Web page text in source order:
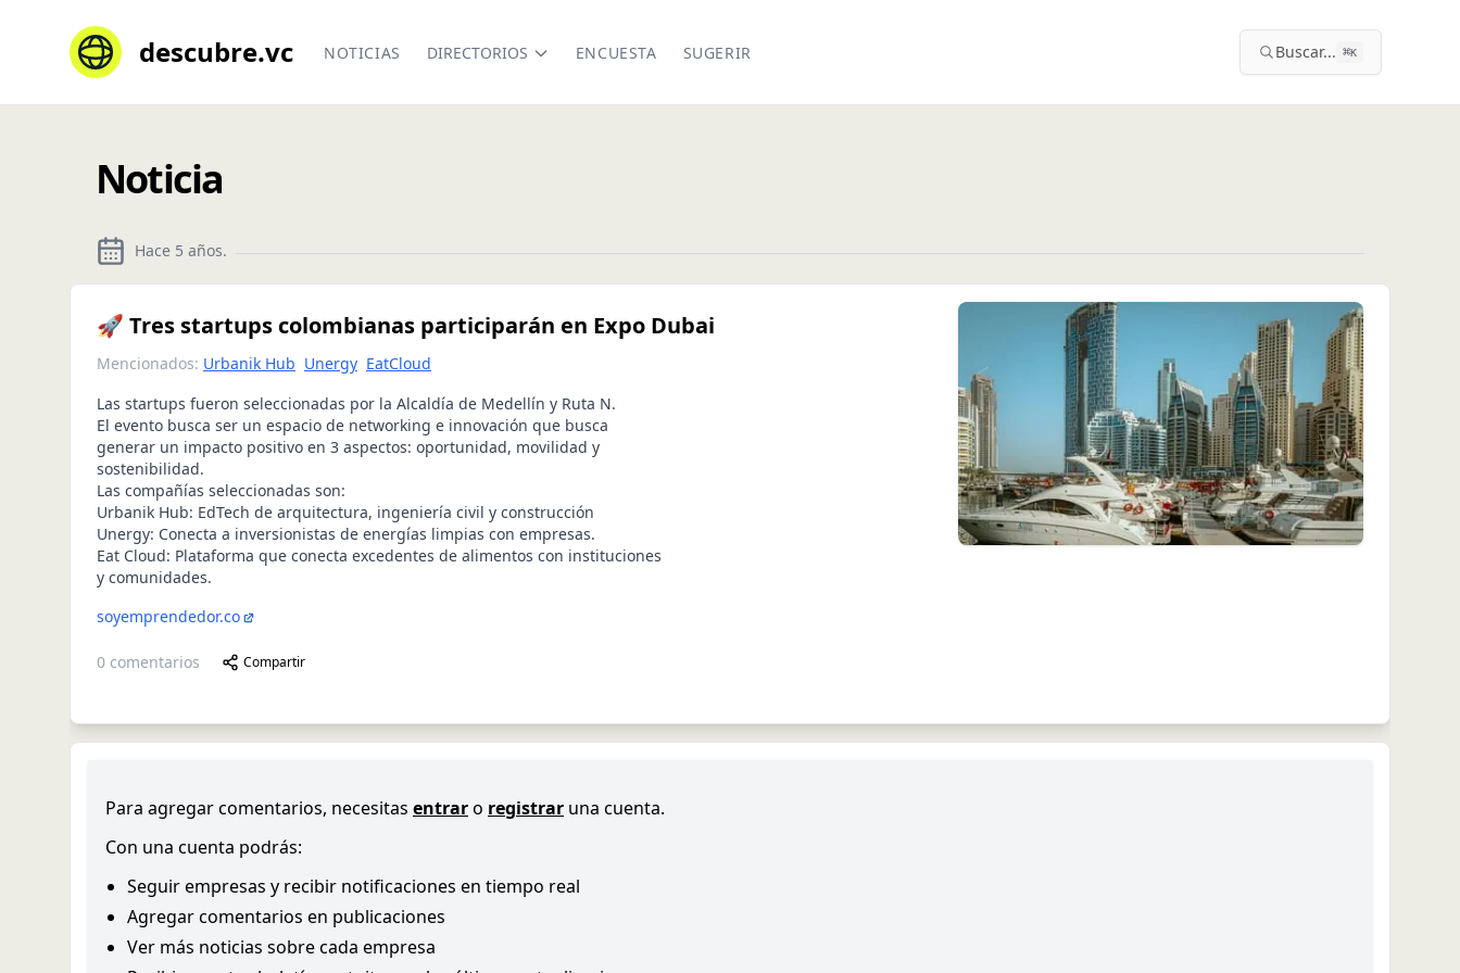
descubre.vc NOTICIAS DIRECTORIOS ENCUESTA SUGERIR Buscar... ⌘K
Noticia
Hace 5 años.
🚀 Tres startups colombianas participarán en Expo Dubai
Mencionados: Urbanik Hub Unergy EatCloud
Las startups fueron seleccionadas por la Alcaldía de Medellín y Ruta N.
El evento busca ser un espacio de networking e innovación que busca
generar un impacto positivo en 3 aspectos: oportunidad, movilidad y
sostenibilidad.
Las compañías seleccionadas son:
Urbanik Hub: EdTech de arquitectura, ingeniería civil y construcción
Unergy: Conecta a inversionistas de energías limpias con empresas.
Eat Cloud: Plataforma que conecta excedentes de alimentos con instituciones
y comunidades.
soyemprendedor.co
0 comentarios Compartir
Para agregar comentarios, necesitas entraro registrar una cuenta.
Con una cuenta podrás:
Seguir empresas y recibir notificaciones en tiempo real
Agregar comentarios en publicaciones
Ver más noticias sobre cada empresa